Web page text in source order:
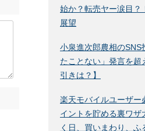
始か？転売ヤー涙目？
展望
小泉進次郎農相のSNS
たことない」発言を超
引きは？】
楽天モバイルユーザー
イントを貯める裏ワザ
く日、買いまわり、